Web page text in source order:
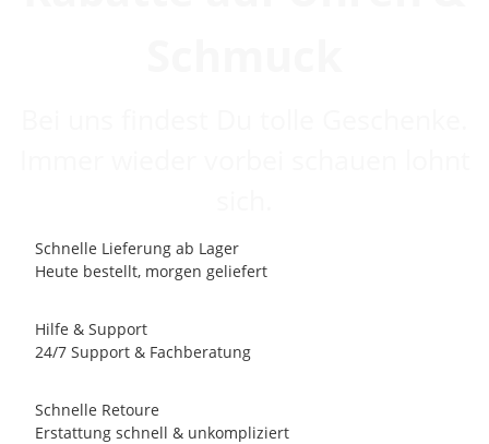
Schnelle Lieferung ab Lager
Heute bestellt, morgen geliefert
Hilfe & Support
24/7 Support & Fachberatung
Schnelle Retoure
Erstattung schnell & unkompliziert